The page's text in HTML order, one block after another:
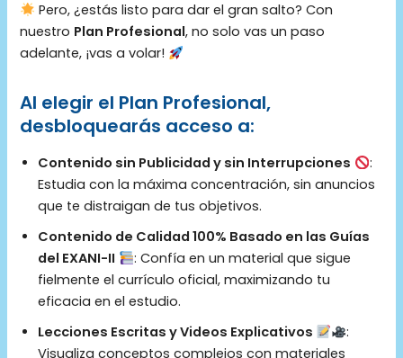
Pero, ¿estás listo para dar el gran salto? Con
nuestro Plan Profesional, no solo vas un paso
adelante, ¡vas a volar!
Al elegir el Plan Profesional,
desbloquearás acceso a:
Contenido sin Publicidad y sin Interrupciones
:
Estudia con la máxima concentración, sin anuncios
que te distraigan de tus objetivos.
Contenido de Calidad 100% Basado en las Guías
del EXANI-II
: Confía en un material que sigue
fielmente el currículo oficial, maximizando tu
eficacia en el estudio.
Lecciones Escritas y Videos Explicativos
:
Visualiza conceptos complejos con materiales